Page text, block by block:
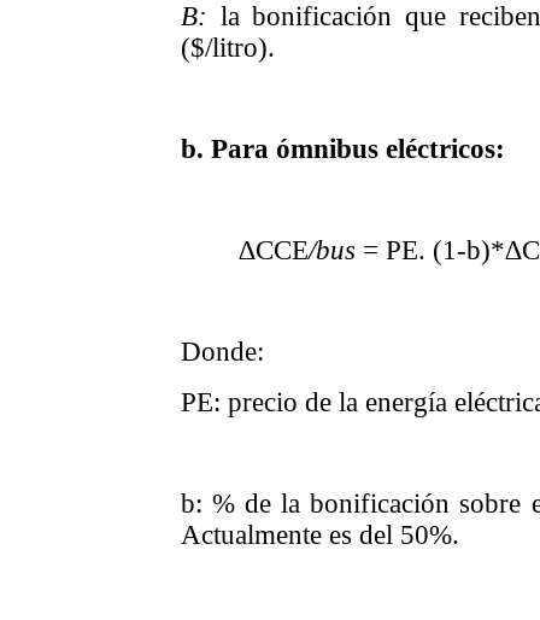
B: la bonificación que
($/litro).
b. Para ómnibus eléctricos:
∆CCE/bus = PE. (1-
Donde:
PE: precio de la energía
b: % de la bonificación sobre
Actualmente es del 50%.